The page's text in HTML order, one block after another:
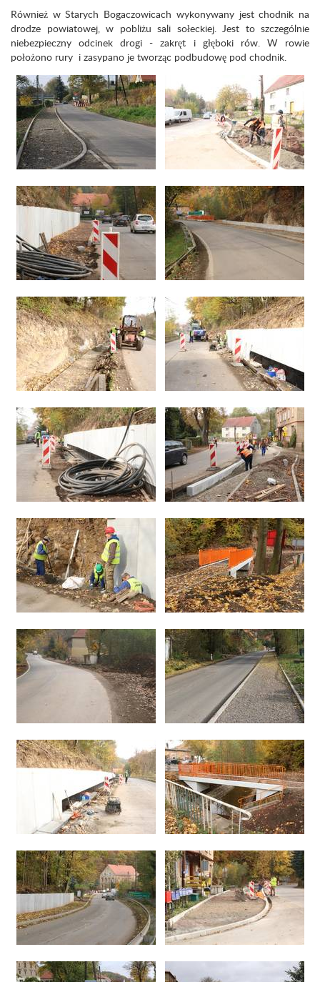
Również w Starych Bogaczowicach wykonywany jest chodnik na
drodze powiatowej, w pobliżu sali sołeckiej. Jest to szczególnie
niebezpieczny odcinek drogi - zakręt i głęboki rów. W rowie
położono rury i zasypano je tworząc podbudowę pod chodnik.